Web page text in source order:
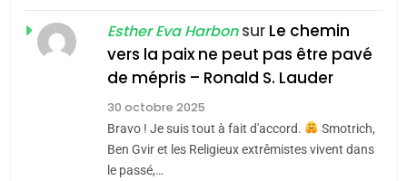
meurtrière selon le
rapport d’ADL contre
l’antisémitisme
FRANCE ISRAÉL
FIÈRE, DIGNE ET RÉSILIENTE :
POURQUOI JE REVENDIQUE
Esther Eva Harbonsur Le chemin
vers la paix ne peut pas être pavé
de mépris – Ronald S. Lauder
30 octobre 2025
Bravo ! Je suis tout à fait d'accord.
Smotrich,
Ben Gvir et les Religieux extrêmistes vivent dans
le passé,…
Azilal consacrés produits
du terroir
DAFINA MAROC
Oeil ravageur – Vanessa De
Loya Stauber
CINEMA ISRAÉL